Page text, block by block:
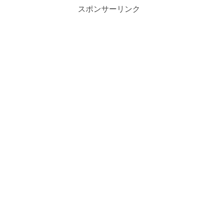
スポンサーリンク